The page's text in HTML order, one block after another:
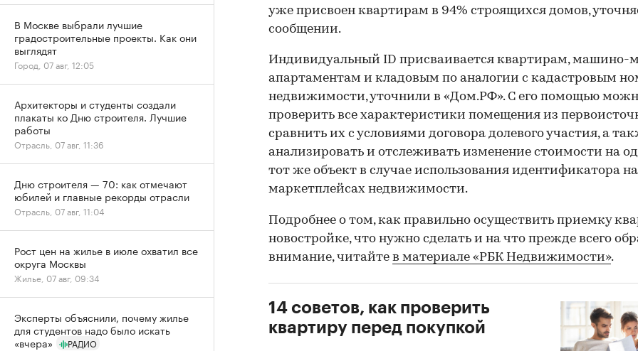
уже присвоен квартирам в 94% строящихся домов,
сообщении.
Индивидуальный ID присваивается квартирам, машино-
апартаментам и кладовым по аналогии с кадастровым
недвижимости, уточнили в «Дом.РФ». С его помощью
проверить все характеристики помещения из
сравнить их с условиями договора долевого участия, а
анализировать и отслеживать изменение стоимости на
тот же объект в случае использования идентификатора на
маркетплейсах недвижимости.
Подробнее о том, как правильно осуществить приемку
новостройке, что нужно сделать и на что прежде всего
внимание, читайте в материале «РБК Недвижимости».
14 советов, как проверить
квартиру перед покупкой
В Москве выбрали лучшие
градостроительные проекты. Как они
выглядят
Город, 07 авг, 12:05
Архитекторы и студенты создали
плакаты ко Дню строителя. Лучшие
работы
Отрасль, 07 авг, 11:36
Дню строителя — 70: как отмечают
юбилей и главные рекорды отрасли
Отрасль, 07 авг, 11:04
Рост цен на жилье в июле охватил все
округа Москвы
Жилье, 07 авг, 09:34
Эксперты объяснили, почему жилье
для студентов надо было искать
«вчера»
РАДИО